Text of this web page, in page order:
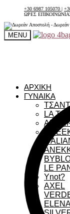
+30 6987 105070 |
ΩΡΕΣ
MENU
ΑΡΧΙΚΗ
ΓΥΝΑΙΚΑ
LA
LE
Ynot?
AXEL